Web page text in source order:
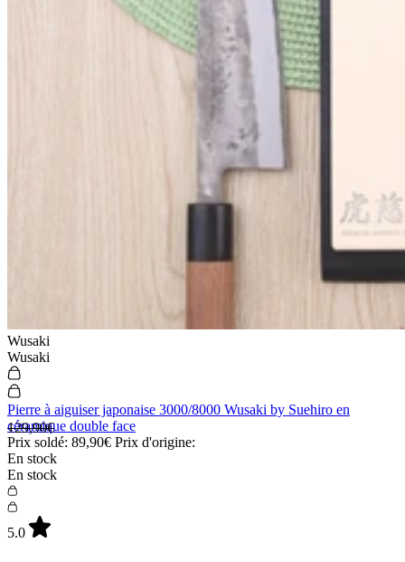
Wusaki
Wusaki
Pierre à aiguiser japonaise 3000/8000 Wusaki by Suehiro en
céramique double face
Prix soldé: 89,90€ Prix d'origine:
129,90€
En stock
En stock
5.0